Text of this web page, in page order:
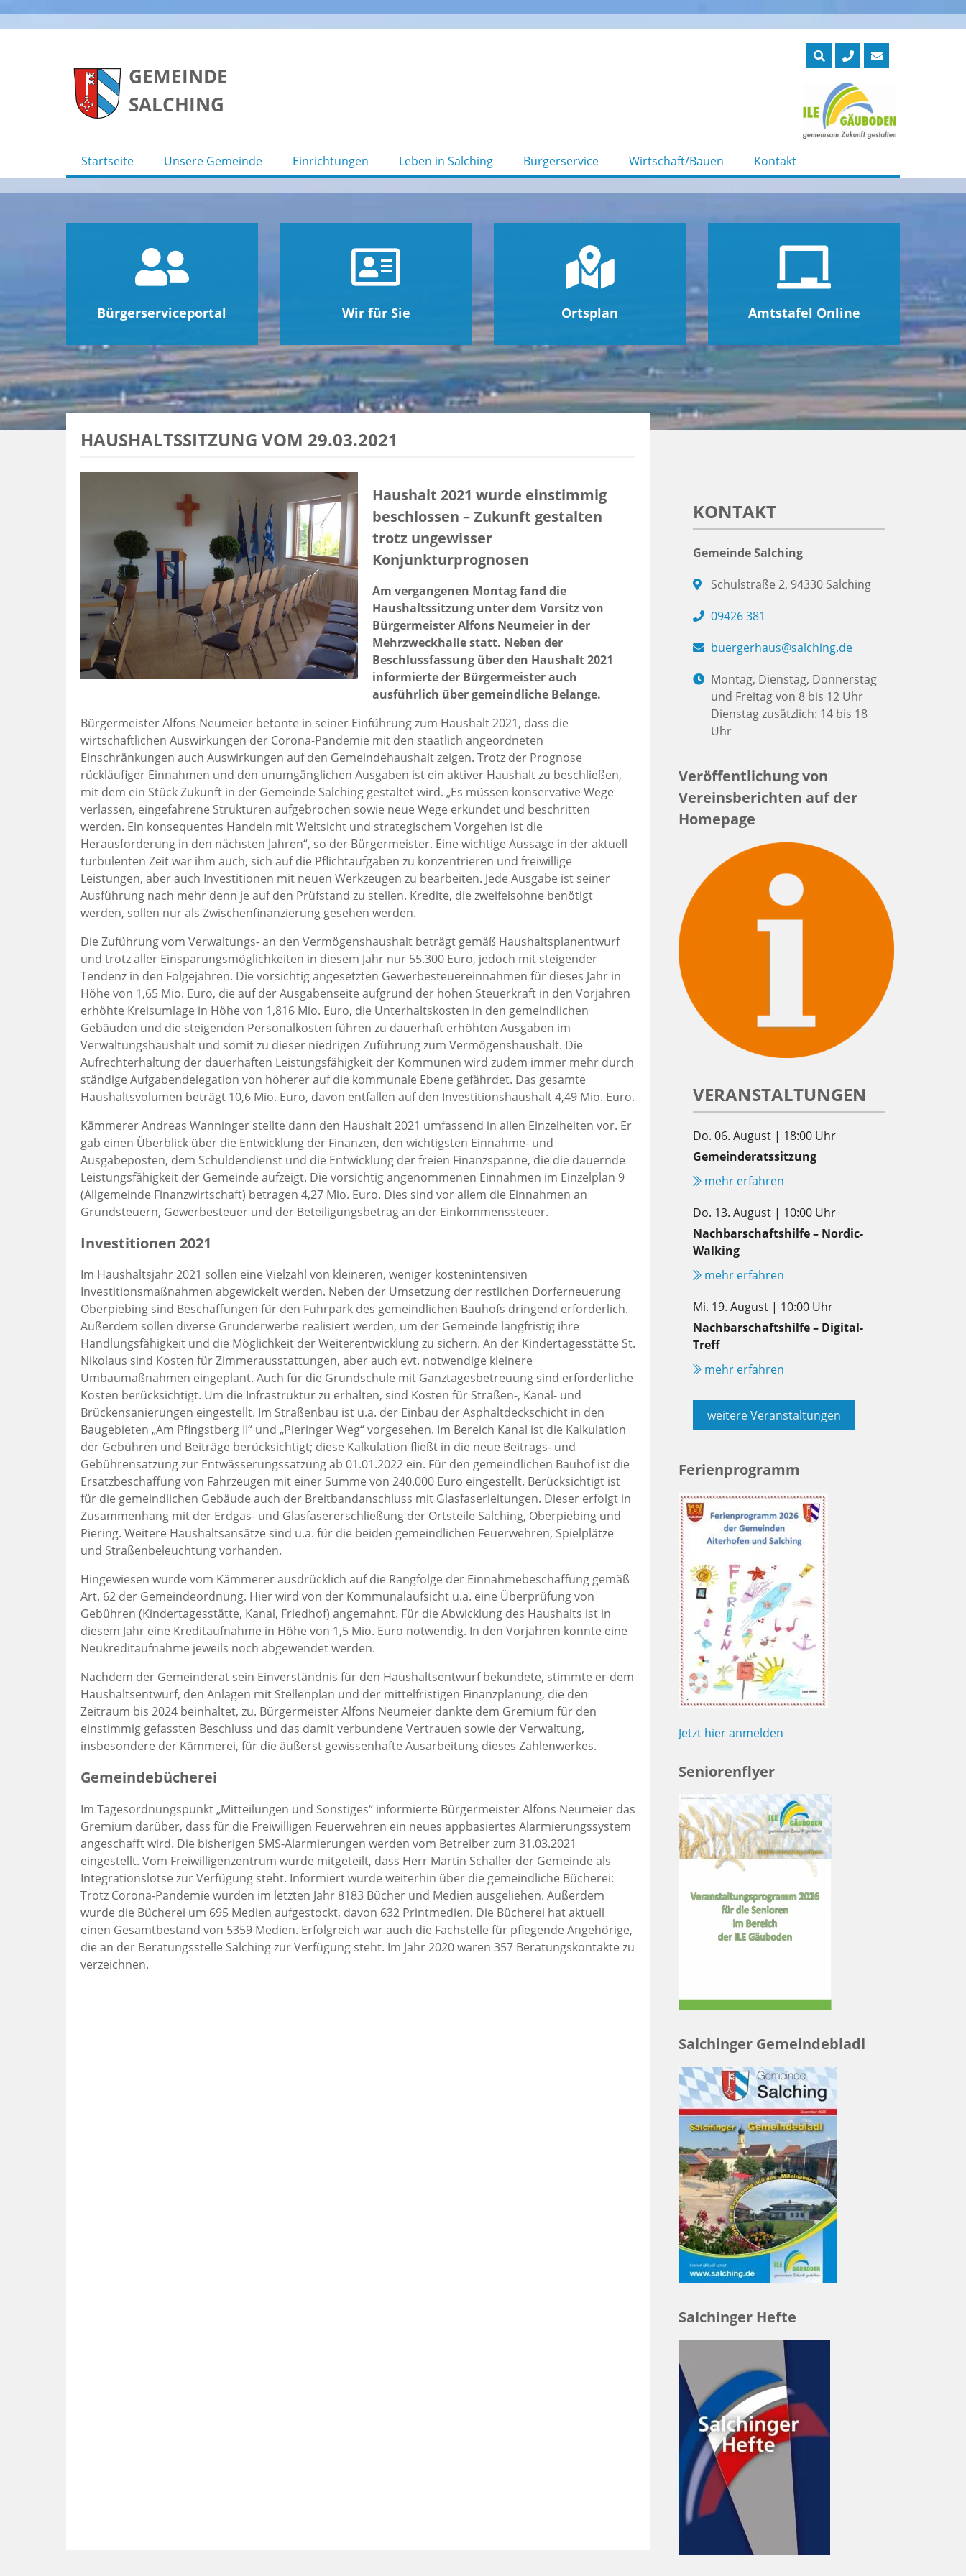
GEMEINDE
SALCHING
Startseite Unsere Gemeinde Einrichtungen Leben in Salching Bürgerservice Wirtschaft/Bauen Kontakt
Bürgerserviceportal Wir für Sie Ortsplan Amtstafel Online
HAUSHALTSSITZUNG VOM 29.03.2021
Haushalt 2021 wurde einstimmig
beschlossen –Zukunft gestalten
trotz ungewisser
Konjunkturprognosen
Am vergangenen Montag fand die
Haushaltssitzung unter dem Vorsitz von
Bürgermeister Alfons Neumeier in der
Mehrzweckhalle statt. Neben der
Beschlussfassung über den Haushalt 2021
informierte der Bürgermeister auch
ausführlich über gemeindliche Belange.
Bürgermeister Alfons Neumeier betonte in seiner Einführung zum Haushalt 2021, dass die
wirtschaftlichen Auswirkungen der Corona-Pandemie mit den staatlich angeordneten
Einschränkungen auch Auswirkungen auf den Gemeindehaushalt zeigen. Trotz der Prognose
rückläufiger Einnahmen und den unumgänglichen Ausgaben ist ein aktiver Haushalt zu beschließen,
mit dem ein Stück Zukunft in der Gemeinde Salching gestaltet wird. „Es müssen konservative Wege
verlassen, eingefahrene Strukturen aufgebrochen sowie neue Wege erkundet und beschritten
werden. Ein konsequentes Handeln mit Weitsicht und strategischem Vorgehen ist die
Herausforderung in den nächsten Jahren“, so der Bürgermeister. Eine wichtige Aussage in der aktuell
turbulenten Zeit war ihm auch, sich auf die Pflichtaufgaben zu konzentrieren und freiwillige
Leistungen, aber auch Investitionen mit neuen Werkzeugen zu bearbeiten. Jede Ausgabe ist seiner
Ausführung nach mehr denn je auf den Prüfstand zu stellen. Kredite, die zweifelsohne benötigt
werden, sollen nur als Zwischenfinanzierung gesehen werden.
Die Zuführung vom Verwaltungs- an den Vermögenshaushalt beträgt gemäß Haushaltsplanentwurf
und trotz aller Einsparungsmöglichkeiten in diesem Jahr nur 55.300 Euro, jedoch mit steigender
Tendenz in den Folgejahren. Die vorsichtig angesetzten Gewerbesteuereinnahmen für dieses Jahr in
Höhe von 1,65 Mio. Euro, die auf der Ausgabenseite aufgrund der hohen Steuerkraft in den Vorjahren
erhöhte Kreisumlage in Höhe von 1,816 Mio. Euro, die Unterhaltskosten in den gemeindlichen
Gebäuden und die steigenden Personalkosten führen zu dauerhaft erhöhten Ausgaben im
Verwaltungshaushalt und somit zu dieser niedrigen Zuführung zum Vermögenshaushalt. Die
Aufrechterhaltung der dauerhaften Leistungsfähigkeit der Kommunen wird zudem immer mehr durch
ständige Aufgabendelegation von höherer auf die kommunale Ebene gefährdet. Das gesamte
Haushaltsvolumen beträgt 10,6 Mio. Euro, davon entfallen auf den Investitionshaushalt 4,49 Mio. Euro.
Kämmerer Andreas Wanninger stellte dann den Haushalt 2021 umfassend in allen Einzelheiten vor. Er
gab einen Überblick über die Entwicklung der Finanzen, den wichtigsten Einnahme- und
Ausgabeposten, dem Schuldendienst und die Entwicklung der freien Finanzspanne, die die dauernde
Leistungsfähigkeit der Gemeinde aufzeigt. Die vorsichtig angenommenen Einnahmen im Einzelplan 9
(Allgemeinde Finanzwirtschaft) betragen 4,27 Mio. Euro. Dies sind vor allem die Einnahmen an
Grundsteuern, Gewerbesteuer und der Beteiligungsbetrag an der Einkommenssteuer.
Investitionen 2021
Im Haushaltsjahr 2021 sollen eine Vielzahl von kleineren, weniger kostenintensiven
Investitionsmaßnahmen abgewickelt werden. Neben der Umsetzung der restlichen Dorferneuerung
Oberpiebing sind Beschaffungen für den Fuhrpark des gemeindlichen Bauhofs dringend erforderlich.
Außerdem sollen diverse Grunderwerbe realisiert werden, um der Gemeinde langfristig ihre
Handlungsfähigkeit und die Möglichkeit der Weiterentwicklung zu sichern. An der Kindertagesstätte St.
Nikolaus sind Kosten für Zimmerausstattungen, aber auch evt. notwendige kleinere
Umbaumaßnahmen eingeplant. Auch für die Grundschule mit Ganztagesbetreuung sind erforderliche
Kosten berücksichtigt. Um die Infrastruktur zu erhalten, sind Kosten für Straßen-, Kanal- und
Brückensanierungen eingestellt. Im Straßenbau ist u.a. der Einbau der Asphaltdeckschicht in den
Baugebieten „Am Pfingstberg II“ und „Pieringer Weg“ vorgesehen. Im Bereich Kanal ist die Kalkulation
der Gebühren und Beiträge berücksichtigt; diese Kalkulation fließt in die neue Beitrags- und
Gebührensatzung zur Entwässerungssatzung ab 01.01.2022 ein. Für den gemeindlichen Bauhof ist die
Ersatzbeschaffung von Fahrzeugen mit einer Summe von 240.000 Euro eingestellt. Berücksichtigt ist
für die gemeindlichen Gebäude auch der Breitbandanschluss mit Glasfaserleitungen. Dieser erfolgt in
Zusammenhang mit der Erdgas- und Glasfasererschließung der Ortsteile Salching, Oberpiebing und
Piering. Weitere Haushaltsansätze sind u.a. für die beiden gemeindlichen Feuerwehren, Spielplätze
und Straßenbeleuchtung vorhanden.
Hingewiesen wurde vom Kämmerer ausdrücklich auf die Rangfolge der Einnahmebeschaffung gemäß
Art. 62 der Gemeindeordnung. Hier wird von der Kommunalaufsicht u.a. eine Überprüfung von
Gebühren (Kindertagesstätte, Kanal, Friedhof) angemahnt. Für die Abwicklung des Haushalts ist in
diesem Jahr eine Kreditaufnahme in Höhe von 1,5 Mio. Euro notwendig. In den Vorjahren konnte eine
Neukreditaufnahme jeweils noch abgewendet werden.
Nachdem der Gemeinderat sein Einverständnis für den Haushaltsentwurf bekundete, stimmte er dem
Haushaltsentwurf, den Anlagen mit Stellenplan und der mittelfristigen Finanzplanung, die den
Zeitraum bis 2024 beinhaltet, zu. Bürgermeister Alfons Neumeier dankte dem Gremium für den
einstimmig gefassten Beschluss und das damit verbundene Vertrauen sowie der Verwaltung,
insbesondere der Kämmerei, für die äußerst gewissenhafte Ausarbeitung dieses Zahlenwerkes.
Gemeindebücherei
Im Tagesordnungspunkt „Mitteilungen und Sonstiges“ informierte Bürgermeister Alfons Neumeier das
Gremium darüber, dass für die Freiwilligen Feuerwehren ein neues appbasiertes Alarmierungssystem
angeschafft wird. Die bisherigen SMS-Alarmierungen werden vom Betreiber zum 31.03.2021
eingestellt. Vom Freiwilligenzentrum wurde mitgeteilt, dass Herr Martin Schaller der Gemeinde als
Integrationslotse zur Verfügung steht. Informiert wurde weiterhin über die gemeindliche Bücherei:
Trotz Corona-Pandemie wurden im letzten Jahr 8183 Bücher und Medien ausgeliehen. Außerdem
wurde die Bücherei um 695 Medien aufgestockt, davon 632 Printmedien. Die Bücherei hat aktuell
einen Gesamtbestand von 5359 Medien. Erfolgreich war auch die Fachstelle für pflegende Angehörige,
die an der Beratungsstelle Salching zur Verfügung steht. Im Jahr 2020 waren 357 Beratungskontakte zu
verzeichnen.
KONTAKT
Gemeinde Salching
Schulstraße 2, 94330 Salching
09426 381
buergerhaus@salching.de
Montag, Dienstag, Donnerstag
und Freitag von 8 bis 12 Uhr
Dienstag zusätzlich: 14 bis 18
Uhr
Veröffentlichung von
Vereinsberichten auf der
Homepage
VERANSTALTUNGEN
Do. 06. August | 18:00 Uhr
Gemeinderatssitzung
mehr erfahren
Do. 13. August | 10:00 Uhr
Nachbarschaftshilfe – Nordic-
Walking
mehr erfahren
Mi. 19. August | 10:00 Uhr
Nachbarschaftshilfe – Digital-
Treff
mehr erfahren
weitere Veranstaltungen
Ferienprogramm
Jetzt hier anmelden
Seniorenflyer
Salchinger Gemeindebladl
Salchinger Hefte